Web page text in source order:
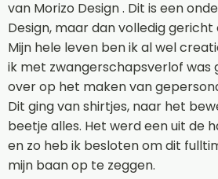
van Morizo Design . Dit is een
Design, maar dan volledig
Mijn hele leven ben ik al wel
ik met zwangerschapsverlof was
over op het maken van
Dit ging van shirtjes, naar het
beetje alles. Het werd een uit de
en zo heb ik besloten om dit
mijn baan op te zeggen.